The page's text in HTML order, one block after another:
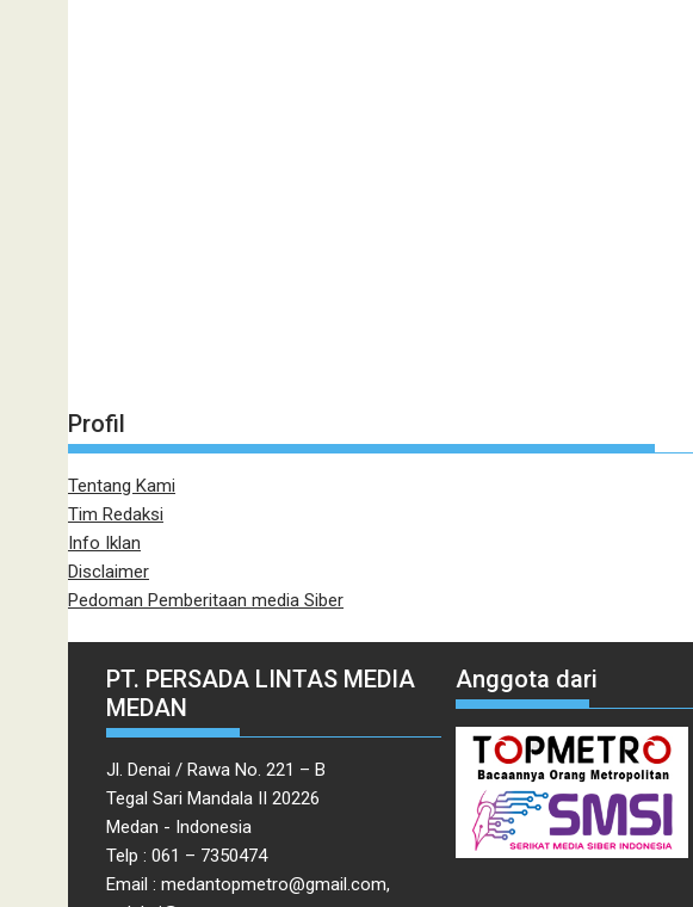
Profil
Tentang Kami
Tim Redaksi
Info Iklan
Disclaimer
Pedoman Pemberitaan media Siber
PT. PERSADA LINTAS MEDIA
MEDAN
Jl. Denai / Rawa No. 221 – B
Tegal Sari Mandala II 20226
Medan - Indonesia
Telp : 061 – 7350474
Email : medantopmetro@gmail.com,
Anggota dari